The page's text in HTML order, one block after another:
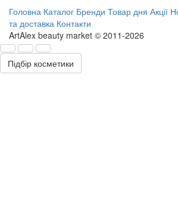
Головна Каталог Бренди Товар дня Акції
та доставка Контакти
ArtAlex beauty market © 2011-2026
Підбір косметики